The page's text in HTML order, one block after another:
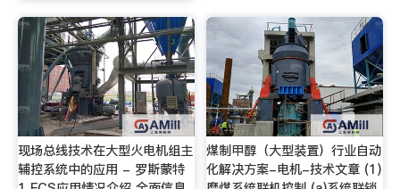
现场总线技术在大型火电机组主
辅控系统中的应用 - 罗斯蒙特
煤制甲醇（大型装置）行业自动
化解决方案-电机-技术文章 (1)